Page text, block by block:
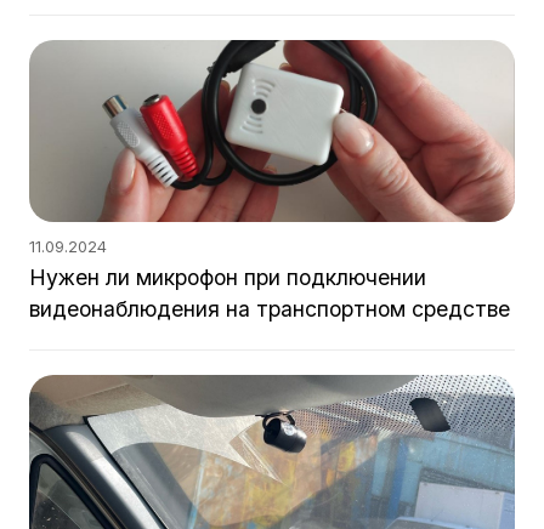
11.09.2024
Нужен ли микрофон при подключении
видеонаблюдения на транспортном средстве